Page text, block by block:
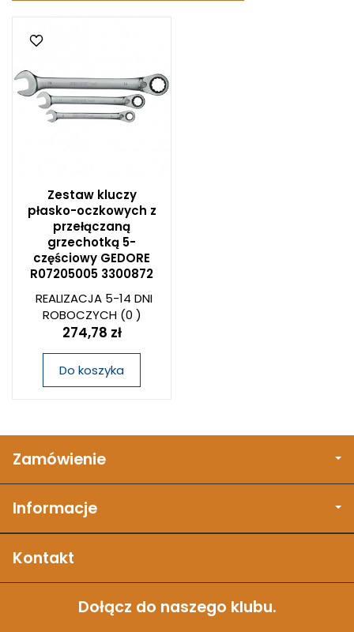
Zestaw kluczy
płasko-oczkowych z
przełączaną
grzechotką 5-
częściowy GEDORE
R07205005 3300872
REALIZACJA 5-14 DNI
ROBOCZYCH(0 )
274,78 zł
Do koszyka
Zamówienie
Informacje
Kontakt
Dołącz do naszego klubu.